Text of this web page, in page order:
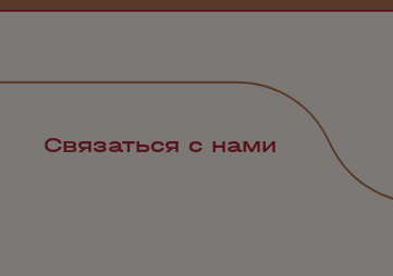
Связаться с нами